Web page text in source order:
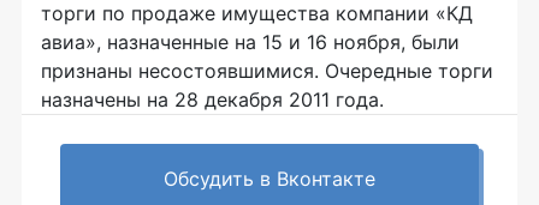
торги по продаже имущества компании «КД
авиа», назначенные на 15 и 16 ноября, были
признаны несостоявшимися. Очередные торги
назначены на 28 декабря 2011 года.
Обсудить в Вконтакте